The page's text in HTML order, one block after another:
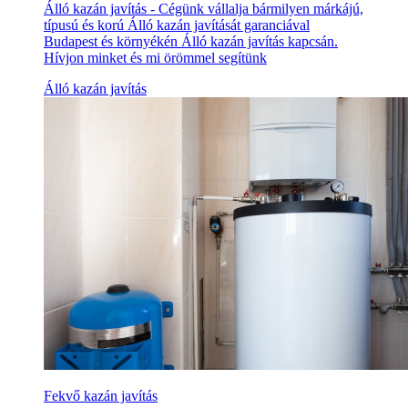
Álló kazán javítás - Cégünk vállalja bármilyen márkájú,
típusú és korú Álló kazán javítását garanciával
Budapest és környékén Álló kazán javítás kapcsán.
Hívjon minket és mi örömmel segítünk
Álló kazán javítás
Fekvő kazán javítás